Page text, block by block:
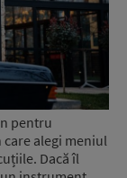
pentru
alegi meniul
Dacă îl